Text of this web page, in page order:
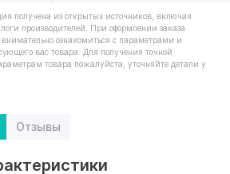
получена из открытых источников, включая
производителей. При оформлении заказа
внимательно ознакомиться с параметрами и
вас товара. Для получения точной
товара пожалуйста, уточняйте детали у
Отзывы